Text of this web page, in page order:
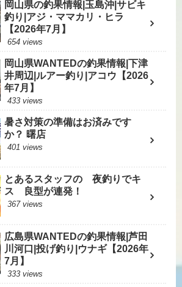
岡山県の釣果情報|玉島沖|サビキ
釣り|アジ・ママカリ・ヒラ
【2026年7月】
654 views
岡山県WANTEDの釣果情報|下津
井周辺|ルアー釣り|アコウ【2026
年7月】
433 views
暑さ対策の準備はお済みです
か？ 曙店
401 views
とあるスタッフの 夜釣りでキ
ス 良型が連発！
367 views
広島県WANTEDの釣果情報|芦田
川河口|投げ釣り|ウナギ【2026年
7月】
333 views